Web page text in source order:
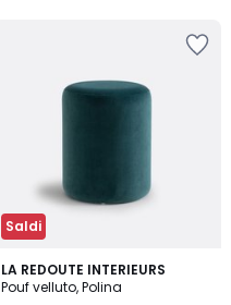
Saldi
LA REDOUTE INTERIEURS
Pouf velluto, Polina
4,5
/ 5
3
Colori